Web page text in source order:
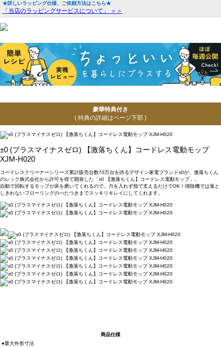
★詳しいラッピング仕様、ご依頼方法はこちら★
「当店のラッピングサービスについて」 ＞＞
豪華特典付き
( 特典の詳細はページ下部 )
±0 (プラスマイナスゼロ) 【激落ちくん】コードレス電動モップ
XJM-H020
コードレスクリーナーシリーズ累計販売台数70万台を誇るデザイン家電ブランド±0が、激落ちくん
のレック株式会社から許可を得て開発した「±0 【激落ちくん】コードレス電動モップ」。
自動で回転するモップが床を磨いてくれるので、力を入れず指で支えるだけでOK！掃除機では落と
しきれないフローリングのべたつきまでスッキリキレイにしてくれます。
商品仕様
●最大外形寸法